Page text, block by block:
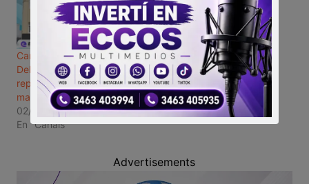
Canals: el Concejo
Deliberante expresó su
repudio ante el intento de
magnicidio
02/09/2022
En "Canals"
Advertisements